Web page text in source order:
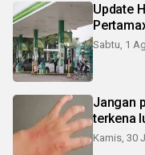
Update
Sabtu, 1
Jangan
terkena
Kamis, 30